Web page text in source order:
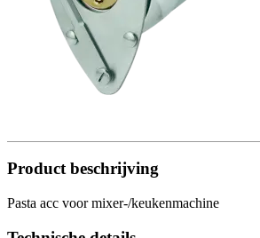
Product beschrijving
Pasta acc voor mixer-/keukenmachine